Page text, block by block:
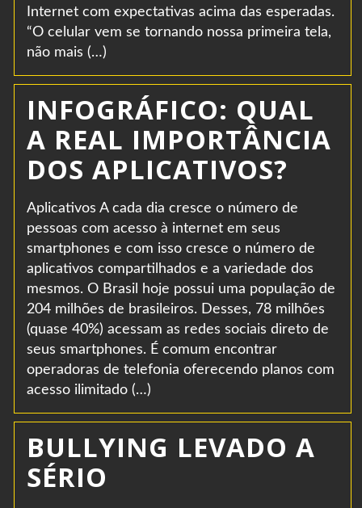
Internet com expectativas acima das esperadas.
“O celular vem se tornando nossa primeira tela,
não mais (…)
INFOGRÁFICO: QUAL
A REAL IMPORTÂNCIA
DOS APLICATIVOS?
Aplicativos A cada dia cresce o número de
pessoas com acesso à internet em seus
smartphones e com isso cresce o número de
aplicativos compartilhados e a variedade dos
mesmos. O Brasil hoje possui uma população de
204 milhões de brasileiros. Desses, 78 milhões
(quase 40%) acessam as redes sociais direto de
seus smartphones. É comum encontrar
operadoras de telefonia oferecendo planos com
acesso ilimitado (…)
BULLYING LEVADO A
SÉRIO